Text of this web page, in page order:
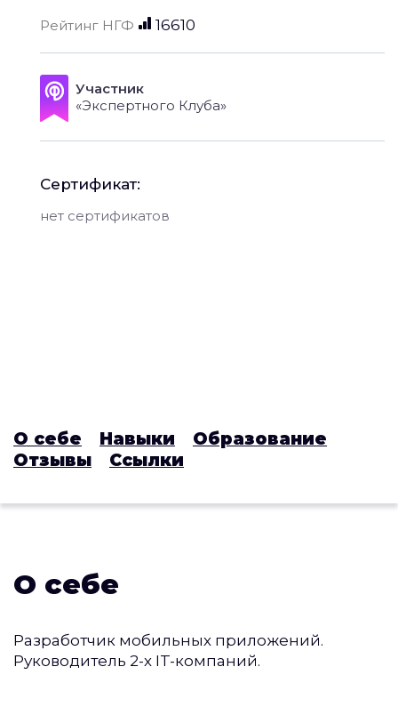
Рейтинг НГФ 16610
Участник
«Экспертного Клуба»
Сертификат:
нет сертификатов
О себе Навыки
Образование
Отзывы
Ссылки
О себе
Разработчик мобильных приложений.
Руководитель 2-х IT-компаний.